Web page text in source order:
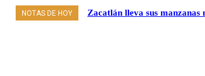
NOTAS DE HOY Zacatlán lleva sus